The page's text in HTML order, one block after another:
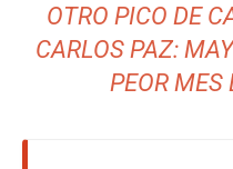
OTRO PICO DE
CARLOS PAZ:
PEOR MES